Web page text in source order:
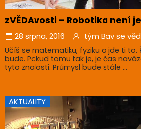
zVĚDAvosti – Robotika není
28 srpna, 2016 tým Bav se
Učíš se matematiku, fyziku a jde ti to.
bude. Pokud tomu tak je, je čas
tyto znalosti. Průmysl bude stále ...
AKTUALITY